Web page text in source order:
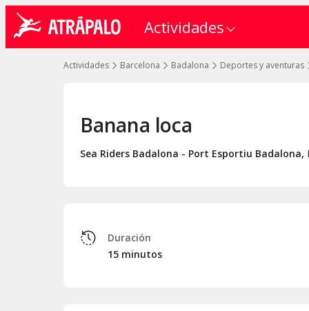
Actividades
Actividades Barcelona Badalona Deportes y aventuras
Banana loca
Sea Riders Badalona - Port Esportiu Badalona,
Duración
15 minutos